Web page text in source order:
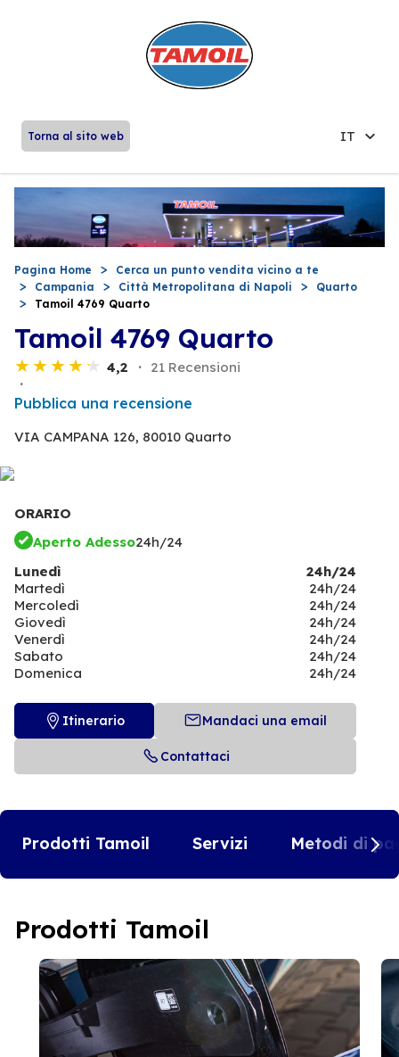
Torna al sito web IT
Pagina Home
Cerca un punto vendita vicino a te
Campania
Città Metropolitana di Napoli
Quarto
Tamoil 4769 Quarto
Tamoil 4769 Quarto
4,2 21 Recensioni
Pubblica una recensione
VIA CAMPANA 126, 80010 Quarto
ORARIO
Aperto Adesso24h/24
Lunedì
24h/24
Martedì
24h/24
Mercoledì
24h/24
Giovedì
24h/24
Venerdì
24h/24
Sabato
24h/24
Domenica
24h/24
Itinerario Mandaci una email
Contattaci
Prodotti Tamoil Servizi Metodi di
Prodotti Tamoil